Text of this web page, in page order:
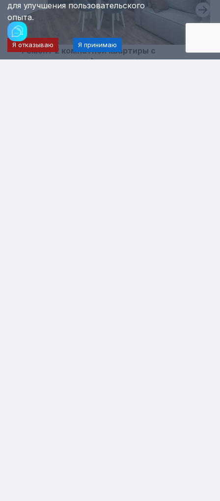
Ремонт 2 комнатной квартиры с
шумоизоляцией | Новострой ЖК
для улучшения пользовательского
опыта.
Я отказываю Я принимаю